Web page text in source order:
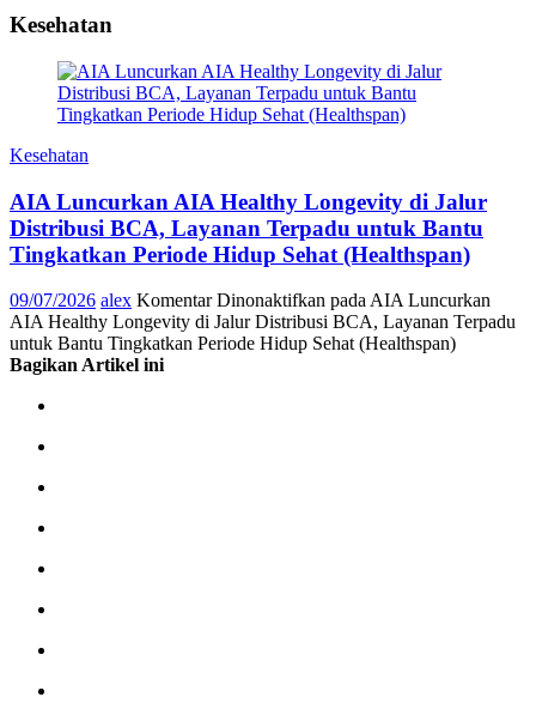
Kesehatan
Kesehatan
AIA Luncurkan AIA Healthy Longevity di Jalur
Distribusi BCA, Layanan Terpadu untuk Bantu
Tingkatkan Periode Hidup Sehat (Healthspan)
09/07/2026 alex Komentar Dinonaktifkan pada AIA Luncurkan
AIA Healthy Longevity di Jalur Distribusi BCA, Layanan Terpadu
untuk Bantu Tingkatkan Periode Hidup Sehat (Healthspan)
Bagikan Artikel ini